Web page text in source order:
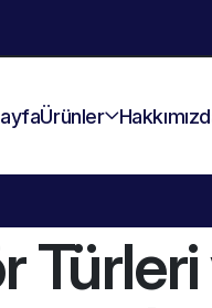
Ürünler